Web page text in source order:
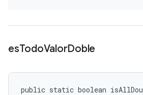
esTodoValorDoble
public static boolean